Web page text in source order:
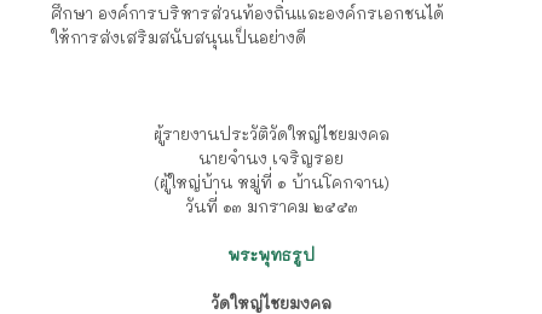
ศึกษา องค์การบริหารส่วนท้องถิ่นและองค์กรเอกชนได้
ให้การส่งเสริมสนับสนุนเป็นอย่างดี
ผู้รายงานประวัติวัดใหญ่ไชยมงคล
นายจำนง เจริญรอย
(ผู้ใหญ่บ้าน หมู่ที่ ๑ บ้านโคกจาน)
วันที่ ๑๓ มกราคม ๒๕๕๓
พระพุทธรูป
วัดใหญ่ไชยมงคล